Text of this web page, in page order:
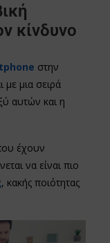
κίνδυνο
στην
με μια σειρά
αυτών και η
έχουν
να είναι πιο
, κακής ποιότητας